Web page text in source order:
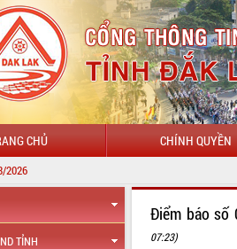
CHỦ CHÍNH QUYỀN
2026
TỈNH
Điểm báo số
07:23)